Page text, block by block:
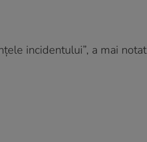
incidentului”, a mai notat